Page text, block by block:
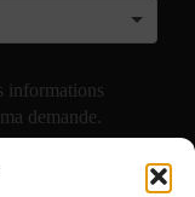
informations
demande.
avoir pris